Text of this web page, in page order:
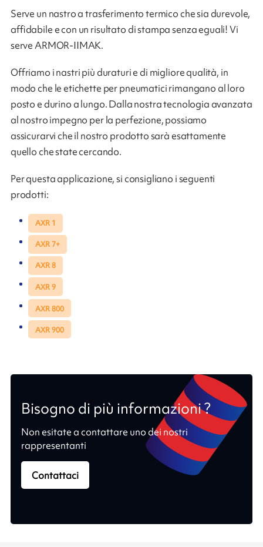
Serve un nastro a trasferimento termico che sia durevole,
affidabile e con un risultato di stampa senza eguali! Vi
serve ARMOR-IIMAK.
Offriamo i nastri più duraturi e di migliore qualità, in
modo che le etichette per pneumatici rimangano al loro
posto e durino a lungo. Dalla nostra tecnologia avanzata
al nostro impegno per la perfezione, possiamo
assicurarvi che il nostro prodotto sarà esattamente
quello che state cercando.
Per questa applicazione, si consigliano i seguenti
prodotti:
AXR 1
AXR 7+
AXR 8
AXR 9
AXR 800
AXR 900
Bisogno di più informazioni ?
Non esitate a contattare uno dei nostri
rappresentanti
Contattaci